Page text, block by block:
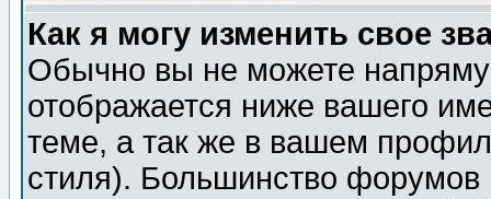
Как я могу изменить свое
Обычно вы не можете
отображается ниже вашего
теме, а так же в вашем
стиля). Большинство форумов